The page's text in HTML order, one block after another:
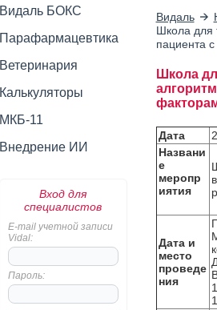
Видаль БОКС
Парафармацевтика
Ветеринария
Калькуляторы
МКБ-11
Внедрение ИИ
Вход для
специалистов
E-mail учетной записи
Vidal:
Пароль:
Видаль
Школа для
пациента
Школа
Дата
Названи
е
меропр
иятия
Дата и
место
проведе
ния